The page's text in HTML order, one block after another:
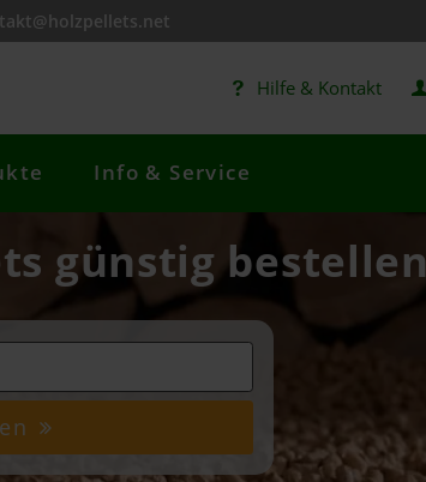
Hilfe & Kontakt
Info & Service
günstig bestellen